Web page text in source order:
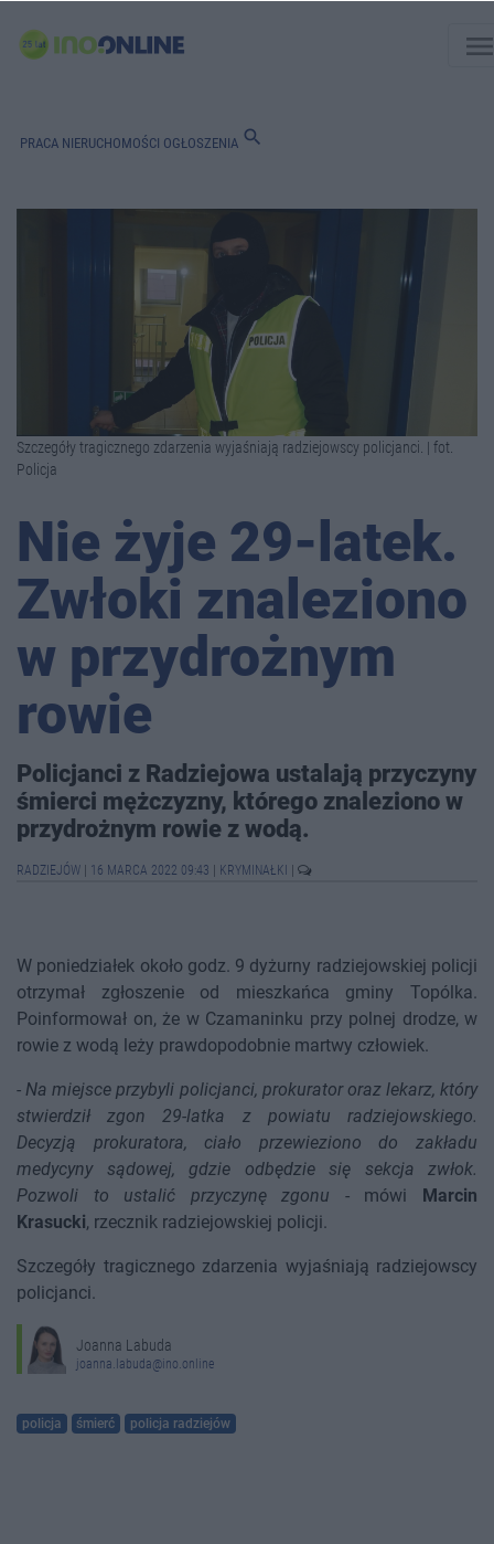
PRACA NIERUCHOMOŚCI OGŁOSZENIA search
Szczegóły tragicznego zdarzenia wyjaśniają radziejowscy policjanci. | fot.
Policja
Nie żyje 29-latek.
Zwłoki znaleziono
w przydrożnym
rowie
Policjanci z Radziejowa ustalają przyczyny
śmierci mężczyzny, którego znaleziono w
przydrożnym rowie z wodą.
RADZIEJÓW 16 MARCA 2022 09:43 KRYMINAŁKI
W poniedziałek około godz. 9 dyżurny radziejowskiej policji
otrzymał zgłoszenie od mieszkańca gminy Topólka.
Poinformował on, że w Czamaninku przy polnej drodze, w
rowie z wodą leży prawdopodobnie martwy człowiek.
-Na miejsce przybyli policjanci, prokurator oraz lekarz, który
stwierdził zgon 29-latka z powiatu radziejowskiego.
Decyzją prokuratora, ciało przewieziono do zakładu
medycyny sądowej, gdzie odbędzie się sekcja zwłok.
Pozwoli to ustalić przyczynę zgonu - mówi
Marcin
Krasucki, rzecznik radziejowskiej policji.
Szczegóły tragicznego zdarzenia wyjaśniają radziejowscy
policjanci.
Joanna Labuda
joanna.labuda@ino.online
policja śmierć policja radziejów